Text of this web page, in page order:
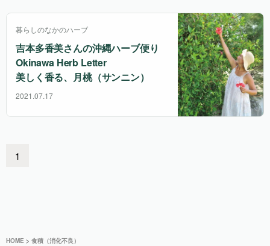
暮らしのなかのハーブ
吉本多香美さんの沖縄ハーブ便り
Okinawa Herb Letter
美しく香る、月桃（サンニン）
2021.07.17
1
HOME > 食積（消化不良）